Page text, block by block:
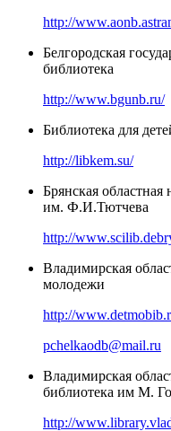
http://
Белгородская
библиотека
http://www.bgunb.ru/
Библиотека для
http://libkem.su/
Брянская областная
им. Ф.И.Тютчева
http://
Владимирская
молодежи
http://
pchelkaodb@mail.ru
Владимирская
библиотека им М.
http://